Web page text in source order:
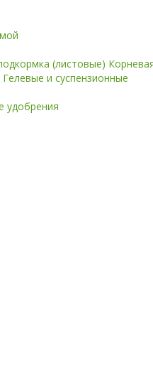
(листовые)
Гелевые и суспензионные
удобрения